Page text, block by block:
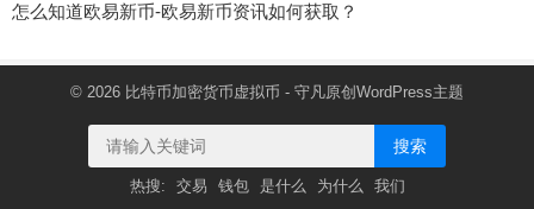
怎么知道欧易新币-欧易新币资讯如何获取？
© 2026 比特币加密货币虚拟币 - 守凡原创 WordPress主题
搜索
热搜: 交易 钱包 是什么 为什么 我们